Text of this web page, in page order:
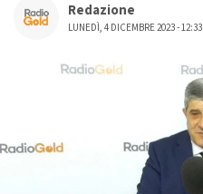
Redazione
LUNEDÌ, 4 DICEMBRE 2023 - 12:33